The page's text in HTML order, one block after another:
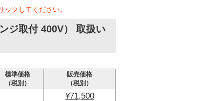
クしてください。
ジ取付 400V） 取扱い
標準価格
（税別）
販売価格
（税別）
¥71,500